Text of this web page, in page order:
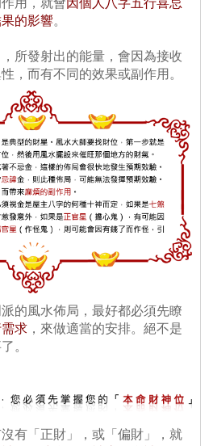
的影響。
所發射出的能量，會因為接收
，而有不同的效果或副作用。
的風水佈局，最好都必須先瞭
求 ，來做適當的安排。絕不是
。
有「正財」，或「偏財」，就